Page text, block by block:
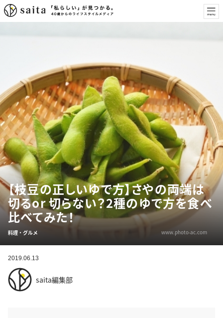
【枝豆の正しいゆで方】さやの両端は
切るor 切らない？2種のゆで方を食べ
比べてみた！
料理・グルメ www.photo-ac.com
2019.06.13
saita編集部